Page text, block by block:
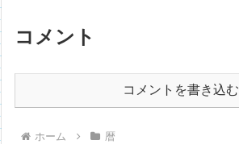
コメント
コメントを書き込む
ホーム 暦